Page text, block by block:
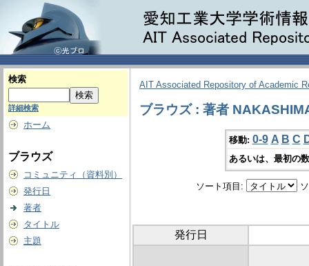
検索
詳細検索
ホーム
ブラウズ
コミュニティ（資料別）
発行日
著者
タイトル
主題
AIT Associated Repository of Academic
ブラウズ : 著者
移動: 0-9 A B C
あるいは、最初の
ソート項目:
発行日